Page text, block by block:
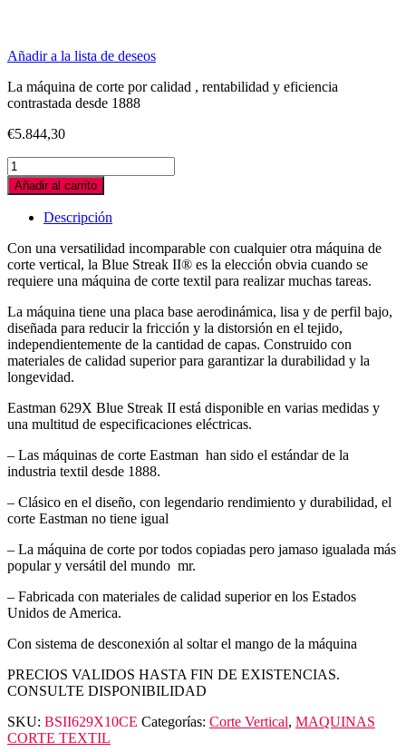
Añadir a la lista de deseos
La máquina de corte por calidad , rentabilidad y eficiencia
contrastada desde 1888
€5.844,30
MAQUINA
EASTMAN
USA
CORTE
VERTICAL
TEXTIL
10"
CE
Añadir al carrito
Descripción
Con una versatilidad incomparable con cualquier otra máquina de
corte vertical, la Blue Streak II® es la elección obvia cuando se
requiere una máquina de corte textil para realizar muchas tareas.
La máquina tiene una placa base aerodinámica, lisa y de perfil bajo,
diseñada para reducir la fricción y la distorsión en el tejido,
independientemente de la cantidad de capas. Construido con
materiales de calidad superior para garantizar la durabilidad y la
longevidad.
Eastman 629X Blue Streak II está disponible en varias medidas y
una multitud de especificaciones eléctricas.
– Las máquinas de corte Eastman han sido el estándar de la
industria textil desde 1888.
– Clásico en el diseño, con legendario rendimiento y durabilidad, el
corte Eastman no tiene igual
– La máquina de corte por todos copiadas pero jamaso igualada más
popular y versátil del mundo mr.
– Fabricada con materiales de calidad superior en los Estados
Unidos de America.
Con sistema de desconexión al soltar el mango de la máquina
PRECIOS VALIDOS HASTA FIN DE EXISTENCIAS.
CONSULTE DISPONIBILIDAD
SKU: BSII629X10CE Categorías: Corte Vertical, MAQUINAS
CORTE TEXTIL